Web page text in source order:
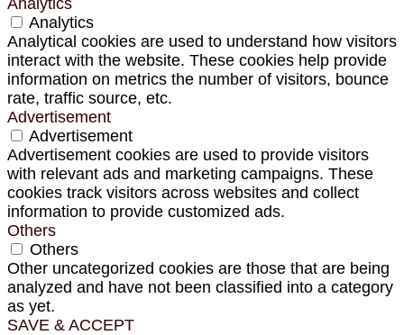
Analytics
Analytical cookies are used to understand how visitors
interact with the website. These cookies help provide
information on metrics the number of visitors, bounce
rate, traffic source, etc.
Advertisement
Advertisement
Advertisement cookies are used to provide visitors
with relevant ads and marketing campaigns. These
cookies track visitors across websites and collect
information to provide customized ads.
Others
Others
Other uncategorized cookies are those that are being
analyzed and have not been classified into a category
as yet.
SAVE & ACCEPT